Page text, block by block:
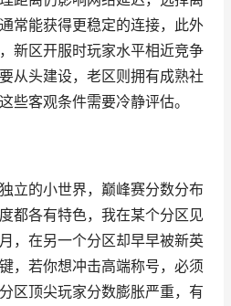
常能获得更稳定的连接，此外
新区开服时玩家水平相近竞争
从头建设，老区则拥有成熟社
些客观条件需要冷静评估。
立的小世界，巅峰赛分数分布
都各有特色，我在某个分区见
，在另一个分区却早早被新英
，若你想冲击高端称号，必须
区顶尖玩家分数膨胀严重，有